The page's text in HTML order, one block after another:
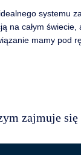
systemu
na całym świecie,
mamy pod
zajmuje się